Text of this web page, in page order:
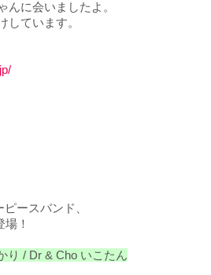
んに会いましたよ。
しています。
ースバンド、
！
り / Dr & Cho いこたん